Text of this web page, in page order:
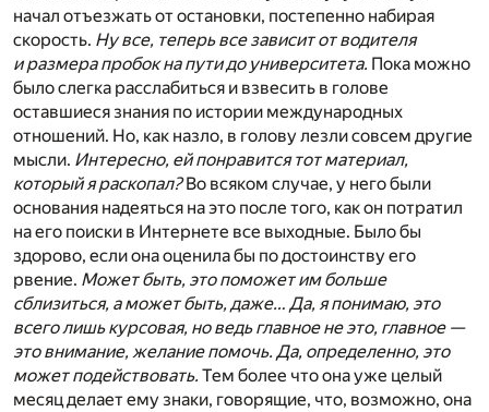
начал отъезжать от остановки, постепенно набирая
скорость. Ну все, теперь все зависит от водителя
и размера пробок на пути до университета. Пока можно
было слегка расслабиться и взвесить в голове
оставшиеся знания по истории международных
отношений. Но, как назло, в голову лезли совсем другие
мысли. Интересно, ей понравится тот материал,
который я раскопал?Во всяком случае, у него были
основания надеяться на это после того, как он потратил
на его поиски в Интернете все выходные. Было бы
здорово, если она оценила бы по достоинству его
рвение. Может быть, это поможет им больше
сблизиться, а может быть, даже… Да, я понимаю, это
всего лишь курсовая, но ведь главное не это, главное —
это внимание, желание помочь. Да, определенно, это
может подействовать. Тем более что она уже целый
месяц делает ему знаки, говорящие, что, возможно, она